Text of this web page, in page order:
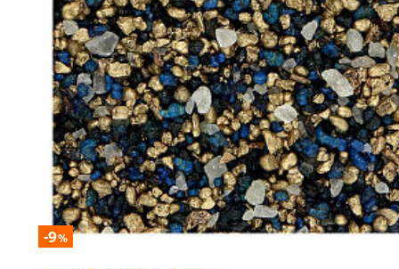
-9%